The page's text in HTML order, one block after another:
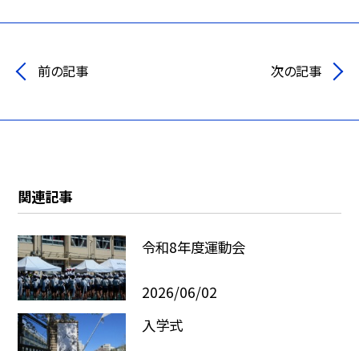
前の記事 次の記事
関連記事
令和8年度運動会
2026/06/02
入学式